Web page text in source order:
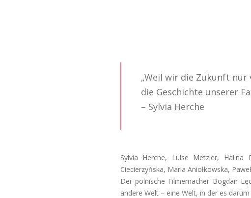
„Weil wir die Zukunft
die Geschichte unserer
– Sylvia Herche
Sylvia Herche, Luise Metzler, Halina
Ciecierzyńska, Maria Aniołkowska,
Der polnische Filmemacher Bogdan
andere Welt – eine Welt, in der es